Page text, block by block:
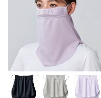
閲覧履歴
サポート
ご利用ガイド
着用感
レギュラー
50代
シーズン
夏
価格 ～